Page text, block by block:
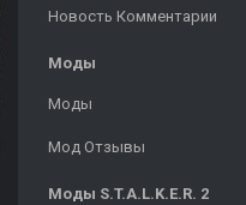
Новость Комментарии
Моды
Моды
Мод Отзывы
Моды S.T.A.L.K.E.R. 2